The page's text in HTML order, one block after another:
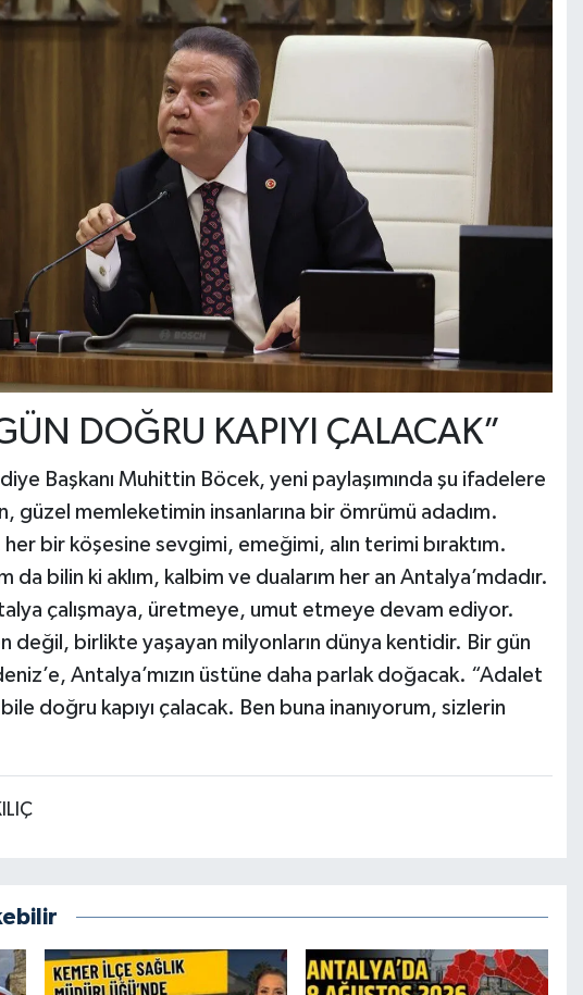
DOĞRU KAPIYI ÇALACAK”
Başkanı Muhittin Böcek, yeni paylaşımında şu ifadelere
güzel memleketimin insanlarına bir ömrümü adadım.
her bir köşesine sevgimi, emeğimi, alın terimi bıraktım.
da bilin ki aklım, kalbim ve dualarım her an Antalya’mdadır.
çalışmaya, üretmeye, umut etmeye devam ediyor.
değil, birlikte yaşayan milyonların dünya kentidir. Bir gün
Antalya’mızın üstüne daha parlak doğacak. “Adalet
doğru kapıyı çalacak. Ben buna inanıyorum, sizlerin